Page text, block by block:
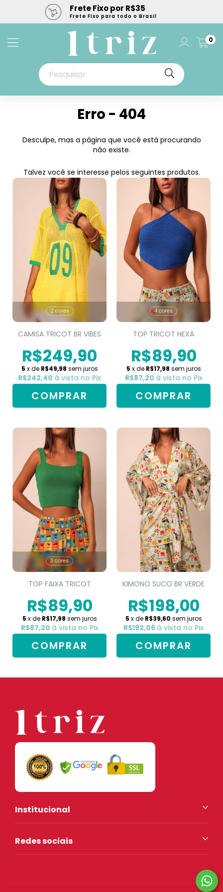
Frete Fixo por R$35
Frete Fixo para todo o Brasil
0
Erro - 404
Desculpe, mas a página que você está procurando
não existe.
Talvez você se interesse pelos seguintes produtos.
2 cores
CAMISA TRICOT BR VIBES
R$249,90
5 x de R$49,98 sem juros
R$242,40 à vista no Pix
COMPRAR
4 cores
TOP TRICOT HEXA
R$89,90
5 x de R$17,98 sem juros
R$87,20 à vista no Pix
COMPRAR
3 cores
TOP FAIXA TRICOT
R$89,90
5 x de R$17,98 sem juros
R$87,20 à vista no Pix
COMPRAR
KIMONO SUCO BR VERDE
R$198,00
5 x de R$39,60 sem juros
R$192,06 à vista no Pix
COMPRAR
Institucional
Redes sociais